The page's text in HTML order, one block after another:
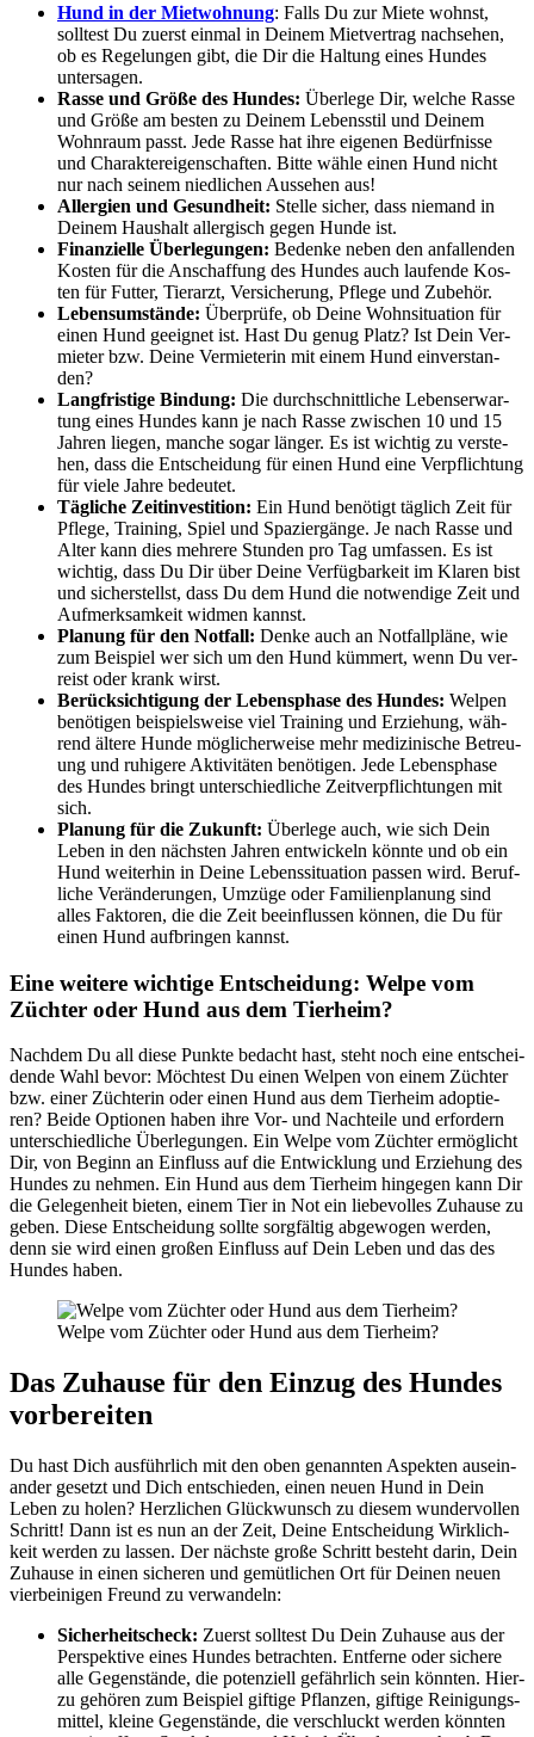
Hund in der Miet­woh­nung: Falls Du zur Mie­te wohnst,
soll­test Du zuerst ein­mal in Dei­nem Miet­ver­trag nach­se­hen,
ob es Rege­lun­gen gibt, die Dir die Hal­tung eines Hun­des
unter­sa­gen.
Ras­se und Grö­ße des Hun­des: Über­le­ge Dir, wel­che Ras­se
und Grö­ße am bes­ten zu Dei­nem Lebens­stil und Dei­nem
Wohn­raum passt. Jede Ras­se hat ihre eige­nen Bedürf­nis­se
und Cha­rak­ter­ei­gen­schaf­ten. Bit­te wäh­le einen Hund nicht
nur nach sei­nem nied­li­chen Aus­se­hen aus!
All­er­gien und Gesund­heit: Stel­le sicher, dass nie­mand in
Dei­nem Haus­halt all­er­gisch gegen Hun­de ist.
Finan­zi­el­le Über­le­gun­gen: Beden­ke neben den anfal­len­den
Kos­ten für die Anschaf­fung des Hun­des auch lau­fen­de Kos­
ten für Fut­ter, Tier­arzt, Ver­si­che­rung, Pfle­ge und Zube­hör.
Lebens­um­stän­de: Über­prü­fe, ob Dei­ne Wohn­si­tua­ti­on für
einen Hund geeig­net ist. Hast Du genug Platz? Ist Dein Ver­
mie­ter bzw. Dei­ne Ver­mie­te­rin mit einem Hund ein­ver­stan­
den?
Lang­fris­ti­ge Bin­dung: Die durch­schnitt­li­che Lebens­er­war­
tung eines Hun­des kann je nach Ras­se zwi­schen 10 und 15
Jah­ren lie­gen, man­che sogar län­ger. Es ist wich­tig zu ver­ste­
hen, dass die Ent­schei­dung für einen Hund eine Ver­pflich­tung
für vie­le Jah­re bedeu­tet.
Täg­li­che Zeit­in­ves­ti­ti­on: Ein Hund benö­tigt täg­lich Zeit für
Pfle­ge, Trai­ning, Spiel und Spa­zier­gän­ge. Je nach Ras­se und
Alter kann dies meh­re­re Stun­den pro Tag umfas­sen. Es ist
wich­tig, dass Du Dir über Dei­ne Ver­füg­bar­keit im Kla­ren bist
und sicher­stellst, dass Du dem Hund die not­wen­di­ge Zeit und
Auf­merk­sam­keit wid­men kannst.
Pla­nung für den Not­fall: Den­ke auch an Not­fall­plä­ne, wie
zum Bei­spiel wer sich um den Hund küm­mert, wenn Du ver­
reist oder krank wirst.
Berück­sich­ti­gung der Lebens­pha­se des Hun­des: Wel­pen
benö­ti­gen bei­spiels­wei­se viel Trai­ning und Erzie­hung, wäh­
rend älte­re Hun­de mög­li­cher­wei­se mehr medi­zi­ni­sche Betreu­
ung und ruhi­ge­re Akti­vi­tä­ten benö­ti­gen. Jede Lebens­pha­se
des Hun­des bringt unter­schied­li­che Zeit­ver­pflich­tun­gen mit
sich.
Pla­nung für die Zukunft: Über­le­ge auch, wie sich Dein
Leben in den nächs­ten Jah­ren ent­wi­ckeln könn­te und ob ein
Hund wei­ter­hin in Dei­ne Lebens­si­tua­ti­on pas­sen wird. Beruf­
li­che Ver­än­de­run­gen, Umzü­ge oder Fami­li­en­pla­nung sind
alles Fak­to­ren, die die Zeit beein­flus­sen kön­nen, die Du für
einen Hund auf­brin­gen kannst.
Eine wei­te­re wich­ti­ge Ent­schei­dung: Wel­pe vom
Züch­ter oder Hund aus dem Tier­heim?
Nach­dem Du all die­se Punk­te bedacht hast, steht noch eine ent­schei­
den­de Wahl bevor: Möch­test Du einen Wel­pen von einem Züch­ter
bzw. einer Züch­te­rin oder einen Hund aus dem Tier­heim adop­tie­
ren? Bei­de Optio­nen haben ihre Vor- und Nach­tei­le und erfor­dern
unter­schied­li­che Über­le­gun­gen. Ein Wel­pe vom Züch­ter ermög­licht
Dir, von Beginn an Ein­fluss auf die Ent­wick­lung und Erzie­hung des
Hun­des zu neh­men. Ein Hund aus dem Tier­heim hin­ge­gen kann Dir
die Gele­gen­heit bie­ten, einem Tier in Not ein lie­be­vol­les Zuhau­se zu
geben. Die­se Ent­schei­dung soll­te sorg­fäl­tig abge­wo­gen wer­den,
denn sie wird einen gro­ßen Ein­fluss auf Dein Leben und das des
Hun­des haben.
Wel­pe vom Züch­ter oder Hund aus dem Tier­heim?
Das Zuhau­se für den Ein­zug des Hun­des
vor­be­rei­ten
Du hast Dich aus­führ­lich mit den oben genann­ten Aspek­ten aus­ein­
an­der gesetzt und Dich ent­schie­den, einen neu­en Hund in Dein
Leben zu holen? Herz­li­chen Glück­wunsch zu die­sem wun­der­vol­len
Schritt! Dann ist es nun an der Zeit, Dei­ne Ent­schei­dung Wirk­lich­
keit wer­den zu las­sen. Der nächs­te gro­ße Schritt besteht dar­in, Dein
Zuhau­se in einen siche­ren und gemüt­li­chen Ort für Dei­nen neu­en
vier­bei­ni­gen Freund zu ver­wan­deln:
Sicher­heits­check: Zuerst soll­test Du Dein Zuhau­se aus der
Per­spek­ti­ve eines Hun­des betrach­ten. Ent­fer­ne oder siche­re
alle Gegen­stän­de, die poten­zi­ell gefähr­lich sein könn­ten. Hier­
zu gehö­ren zum Bei­spiel gif­ti­ge Pflan­zen, gif­ti­ge Rei­ni­gungs­
mit­tel, klei­ne Gegen­stän­de, die ver­schluckt wer­den könn­ten